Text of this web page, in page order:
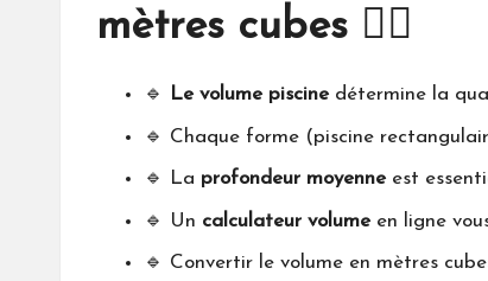
mètres cubes 🏊‍♂️
🔹 Le volume piscine détermine la
🔹 Chaque forme (piscine
🔹 La profondeur moyenne est
🔹 Un calculateur volume en ligne
🔹 Convertir le volume en mètres